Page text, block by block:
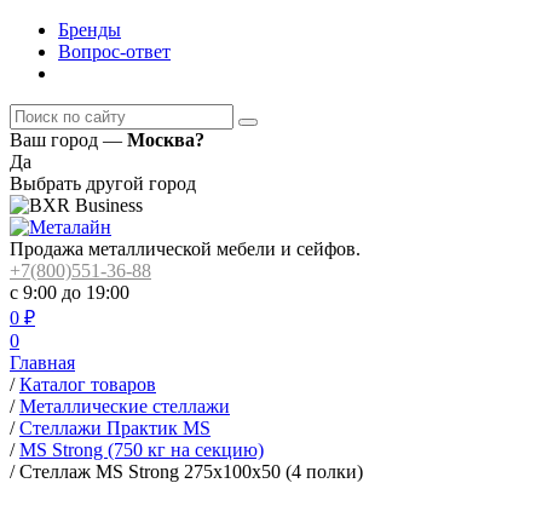
Бренды
Вопрос-ответ
Ваш город — Москва?
Да
Выбрать другой город
Продажа металлической мебели и сейфов.
+7(800)551-36-88
с 9:00 до 19:00
0 ₽
0
Главная
/ Каталог товаров
/ Металлические стеллажи
/ Стеллажи Практик MS
/ MS Strong (750 кг на секцию)
/ Стеллаж MS Strong 275x100x50 (4 полки)